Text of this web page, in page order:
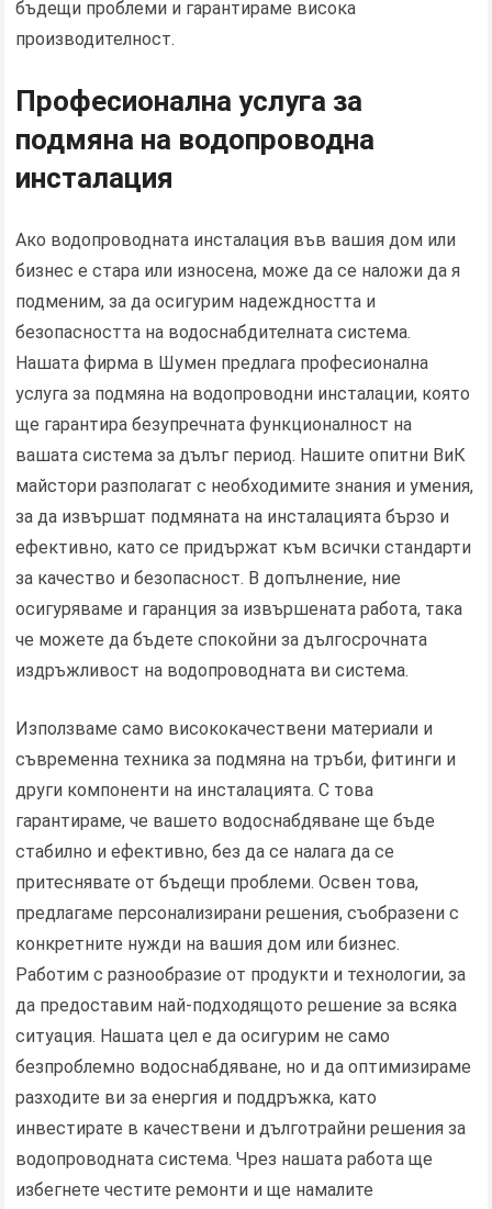
бъдещи проблеми и гарантираме висока
производителност.
Професионална услуга за
подмяна на водопроводна
инсталация
Ако водопроводната инсталация във вашия дом или
бизнес е стара или износена, може да се наложи да я
подменим, за да осигурим надеждността и
безопасността на водоснабдителната система.
Нашата фирма в Шумен предлага професионална
услуга за подмяна на водопроводни инсталации, която
ще гарантира безупречната функционалност на
вашата система за дълъг период. Нашите опитни ВиК
майстори разполагат с необходимите знания и умения,
за да извършат подмяната на инсталацията бързо и
ефективно, като се придържат към всички стандарти
за качество и безопасност. В допълнение, ние
осигуряваме и гаранция за извършената работа, така
че можете да бъдете спокойни за дългосрочната
издръжливост на водопроводната ви система.
Използваме само висококачествени материали и
съвременна техника за подмяна на тръби, фитинги и
други компоненти на инсталацията. С това
гарантираме, че вашето водоснабдяване ще бъде
стабилно и ефективно, без да се налага да се
притеснявате от бъдещи проблеми. Освен това,
предлагаме персонализирани решения, съобразени с
конкретните нужди на вашия дом или бизнес.
Работим с разнообразие от продукти и технологии, за
да предоставим най-подходящото решение за всяка
ситуация. Нашата цел е да осигурим не само
безпроблемно водоснабдяване, но и да оптимизираме
разходите ви за енергия и поддръжка, като
инвестирате в качествени и дълготрайни решения за
водопроводната система. Чрез нашата работа ще
избегнете честите ремонти и ще намалите